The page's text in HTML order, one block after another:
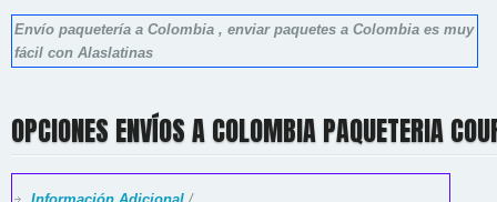
Envío paquetería a Colombia , enviar paquetes a Colombia es muy
fácil con Alaslatinas
OPCIONES ENVÍOS A COLOMBIA PAQUETERIA